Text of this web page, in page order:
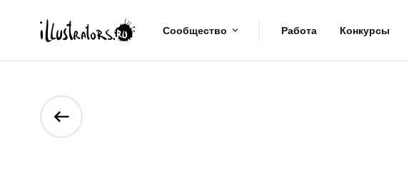
Сообщество Работа Конкурсы